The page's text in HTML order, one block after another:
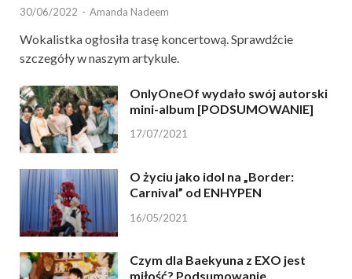
30/06/2022 - Amanda Nadeem
Wokalistka ogłosiła trasę koncertową. Sprawdźcie
szczegóły w naszym artykule.
OnlyOneOf wydało swój autorski
mini-album [PODSUMOWANIE]
17/07/2021
O życiu jako idol na „Border:
Carnival” od ENHYPEN
16/05/2021
Czym dla Baekyuna z EXO jest
miłość? Podsumowanie